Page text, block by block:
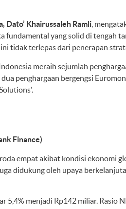
Dato’ Khairussaleh Ramli ,
fundamental yang solid di tengah
tidak terlepas dari penerapan
meraih sejumlah
penghargaan bergengsi
Finance)
empat akibat kondisi ekonomi
didukung oleh upaya
5,4% menjadi Rp142 miliar. Rasio